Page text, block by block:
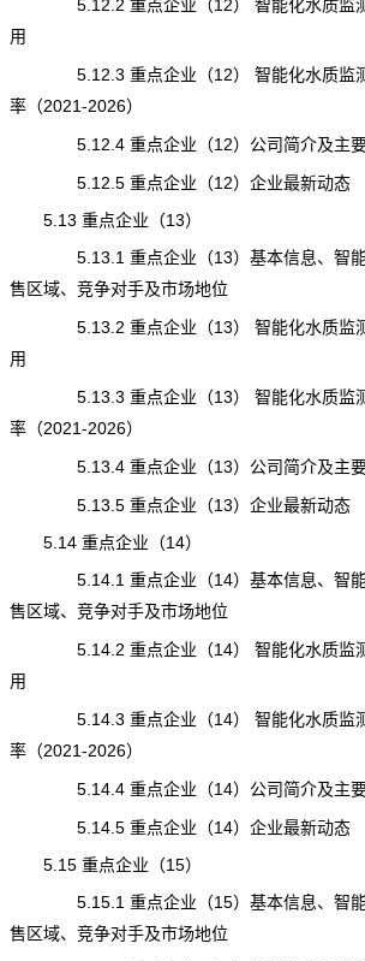
5.12.2 重点企业（12） 智能化水质监测
用
5.12.3 重点企业（12） 智能化水质监测
率（2021-2026）
5.12.4 重点企业（12）公司简介及主要
5.12.5 重点企业（12）企业最新动态
5.13 重点企业（13）
5.13.1 重点企业（13）基本信息、智能
售区域、竞争对手及市场地位
5.13.2 重点企业（13） 智能化水质监测
用
5.13.3 重点企业（13） 智能化水质监测
率（2021-2026）
5.13.4 重点企业（13）公司简介及主要
5.13.5 重点企业（13）企业最新动态
5.14 重点企业（14）
5.14.1 重点企业（14）基本信息、智能
售区域、竞争对手及市场地位
5.14.2 重点企业（14） 智能化水质监测
用
5.14.3 重点企业（14） 智能化水质监测
率（2021-2026）
5.14.4 重点企业（14）公司简介及主要
5.14.5 重点企业（14）企业最新动态
5.15 重点企业（15）
5.15.1 重点企业（15）基本信息、智能
售区域、竞争对手及市场地位